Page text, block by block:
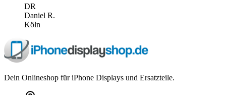
DR
Daniel R.
Köln
Dein Onlineshop für iPhone Displays und Ersatzteile.